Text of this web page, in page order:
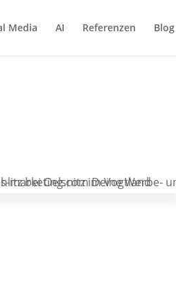
Media AI Referenzen Blog